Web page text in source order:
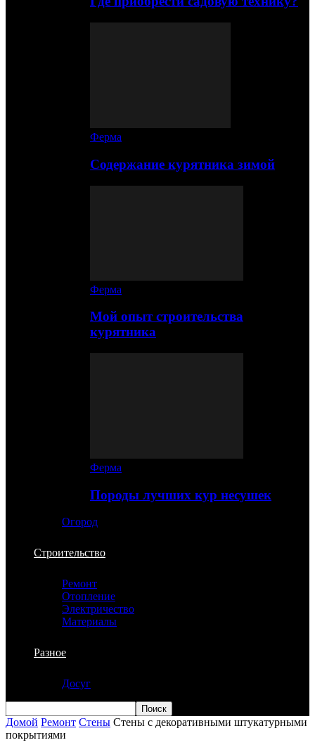
Ферма
Содержание курятника зимой
Ферма
Мой опыт строительства
курятника
Ферма
Породы лучших кур несушек
Огород
Строительство
Ремонт
Отопление
Электричество
Материалы
Разное
Досуг
Домой Ремонт Стены Стены с декоративными штукатурными
покрытиями